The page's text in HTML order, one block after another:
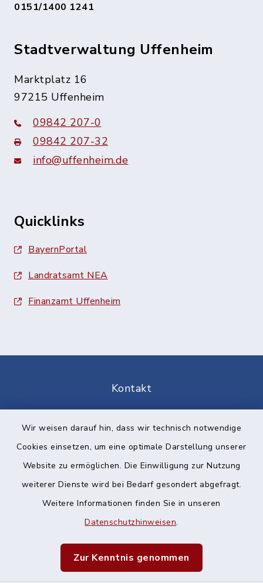
Wir weisen darauf hin, dass wir technisch notwendige
Cookies einsetzen, um eine optimale Darstellung unserer
Website zu ermöglichen. Die Einwilligung zur Nutzung
weiterer Dienste wird bei Bedarf gesondert abgefragt.
Weitere Informationen finden Sie in unseren
Datenschutzhinweisen.
Zur Kenntnis genommen
0151/1400 1241
Stadtverwaltung Uffenheim
Marktplatz 16
97215 Uffenheim
09842 207-0
09842 207-32
info@uffenheim.de
Quicklinks
BayernPortal
Landratsamt NEA
Finanzamt Uffenheim
Kontakt
Datenschutz
Impressum
Sitemap
Cookie-Einstellungen